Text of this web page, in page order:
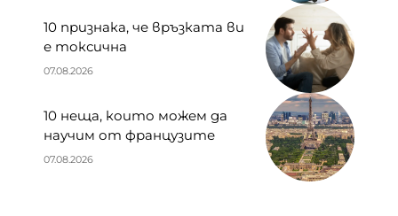
10 признака, че връзката ви
е токсична
07.08.2026
10 неща, които можем да
научим от французите
07.08.2026